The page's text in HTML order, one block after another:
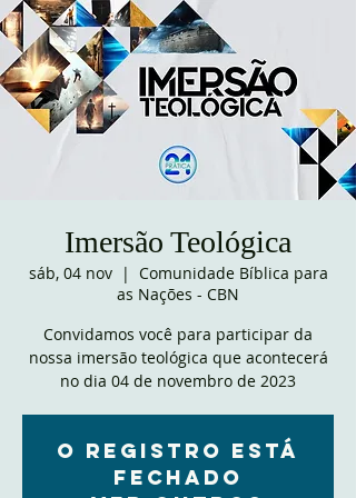
Imersão Teológica
sáb, 04 nov
  |
Comunidade Bíblica para
as Nações - CBN
Convidamos você para participar da
nossa imersão teológica que acontecerá
no dia 04 de novembro de 2023
O registro está
fechado